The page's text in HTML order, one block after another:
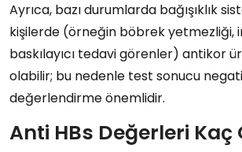
Ayrıca, bazı durumlarda bağışıklık
kişilerde (örneğin böbrek yetmezliği,
baskılayıcı tedavi görenler) antikor
olabilir; bu nedenle test sonucu
değerlendirme önemlidir.
Anti HBs Değerleri Kaç